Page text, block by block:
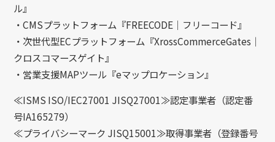
ル』
・CMSプラットフォーム『FREECODE｜フリーコード』
・次世代型ECプラットフォーム『XrossCommerceGates｜
クロスコマースゲイト』
・営業支援MAPツール『eマップロケーション』
≪ISMS ISO/IEC27001 JISQ27001≫認定事業者（認定番
号IA165279）
≪プライバシーマーク JISQ15001≫取得事業者（登録番号